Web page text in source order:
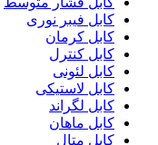
کابل فیبر نوری
کابل کرمان
کابل کنترل
کابل لئونی
کابل لاستیکی
کابل لگراند
کابل ماهان
کابل متال